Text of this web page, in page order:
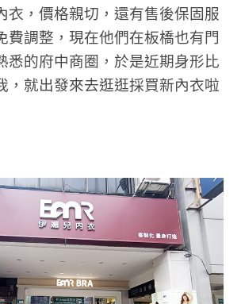
衣，價格親切，還有售後保固服
費調整，現在他們在板橋也有門
悉的府中商圈，於是近期身形比
，就出發來去逛逛採買新內衣啦